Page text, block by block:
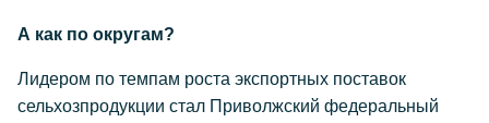
А как по округам?
Лидером по темпам роста экспортных поставок
сельхозпродукции стал Приволжский федеральный